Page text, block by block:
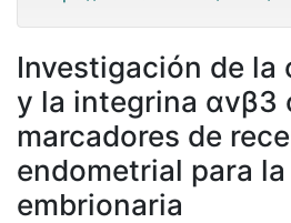
Investigación de la
y la integrina αvβ3
marcadores de
endometrial para
embrionaria